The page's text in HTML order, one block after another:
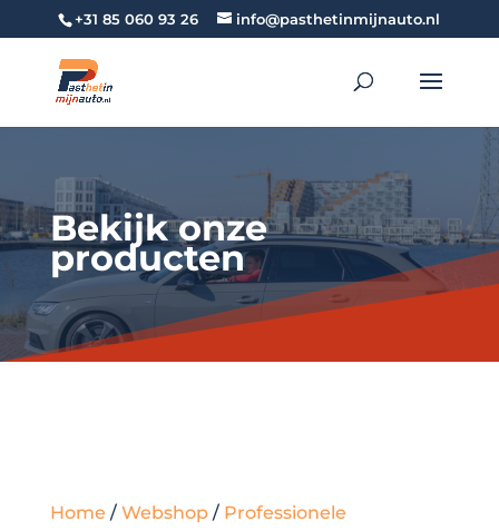
+31 85 060 93 26 info@pasthetinmijnauto.nl
Bekijk onze
producten
Home / Webshop/ Professionele